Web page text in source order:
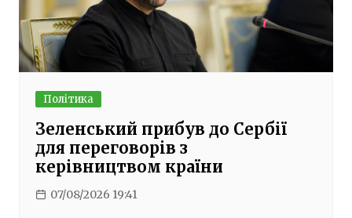
Політика
Зеленський прибув до Сербії
для переговорів з
керівництвом країни
07/08/2026 19:41